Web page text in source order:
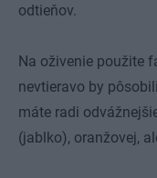
odtieňov.
Na oživenie použite
nevtieravo by
máte radi
(jablko), oranžovej,